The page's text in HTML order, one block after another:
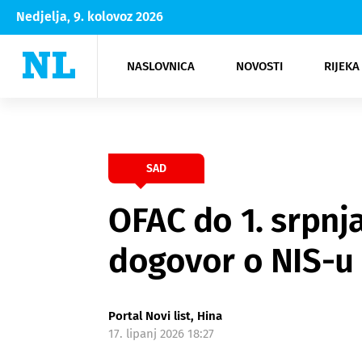
Nedjelja, 9. kolovoz 2026
NASLOVNICA NOVOSTI
Rijeka Opatija
NK
Moda
Kultura
SAD
OFAC do 1.
dogovor o NIS-u
Portal Novi list, Hina
17. lipanj 2026 18:27